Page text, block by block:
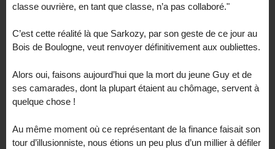
classe ouvrière, en tant que classe, n’a pas collaboré."
C’est cette réalité là que Sarkozy, par son geste de ce jour au
Bois de Boulogne, veut renvoyer définitivement aux oubliettes.
Alors oui, faisons aujourd’hui que la mort du jeune Guy et de
ses camarades, dont la plupart étaient au chômage, servent à
quelque chose !
Au même moment où ce représentant de la finance faisait son
tour d’illusionniste, nous étions un peu plus d’un millier à défiler